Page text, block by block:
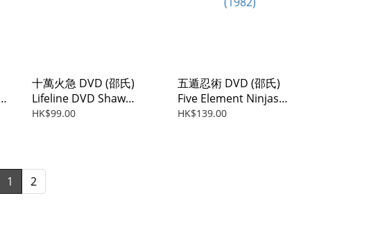
十萬火急 DVD (邵氏)
Lifeline DVD Shaw
Brothers (1997)
HK$99.00
五遁忍術 DVD (邵氏)
Five Element Ninjas
DVD Shaw Brothers
HK$139.00
1 2